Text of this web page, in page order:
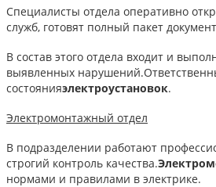
Специалисты отдела оперативно
служб, готовят полный пакет
В состав этого отдела входит и
выявленных
состоянияэлектроустановок.
Электромонтажный отдел
В подразделении работают
строгий контроль качества.
нормами и правилами в электрике.